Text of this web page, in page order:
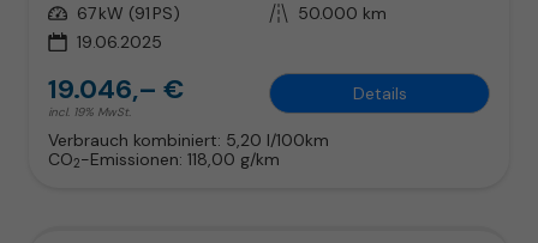
Leistung 67 kW (91 PS) Kilometerstand 50.000 km
19.06.2025
19.046,– €
incl. 19% MwSt.
Details
Verbrauch kombiniert: 5,20 l/100km
CO2-Emissionen: 118,00 g/km